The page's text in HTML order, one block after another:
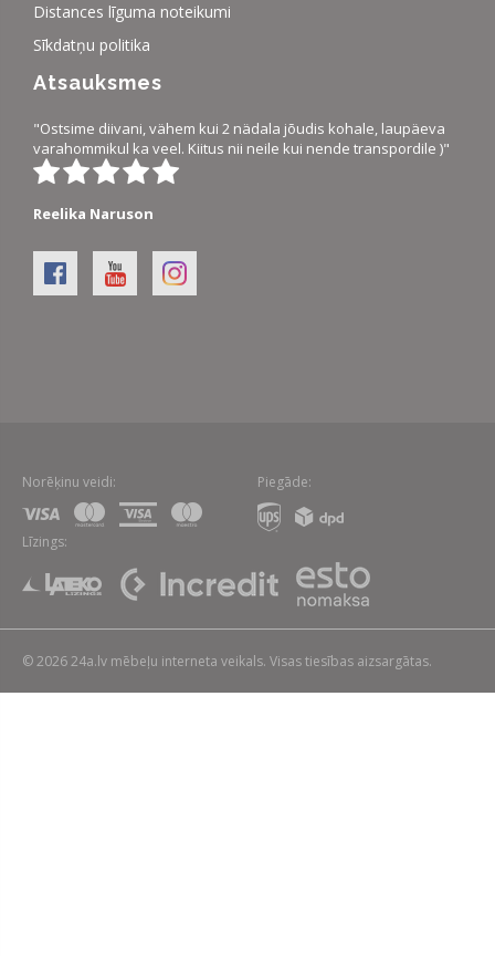
Distances līguma noteikumi
Sīkdatņu politika
Atsauksmes
"Ostsime diivani, vähem kui 2 nädala jõudis kohale, laupäeva
varahommikul ka veel. Kiitus nii neile kui nende transpordile )"
Reelika Naruson
Norēķinu veidi: Piegāde:
Līzings:
© 2026 24a.lv mēbeļu interneta veikals. Visas tiesības aizsargātas.